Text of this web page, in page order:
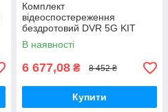
Комплект
відеоспостереження
бездротовий DVR 5G KIT
CAD Full HD Wi-Fi на 4
камери з реєстратором
В наявності
6 677,08 ₴ 8 452 ₴
Купити